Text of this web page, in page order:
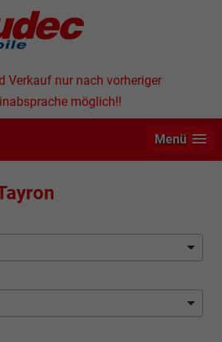
Verkauf nur nach vorheriger
möglich!!
Menü